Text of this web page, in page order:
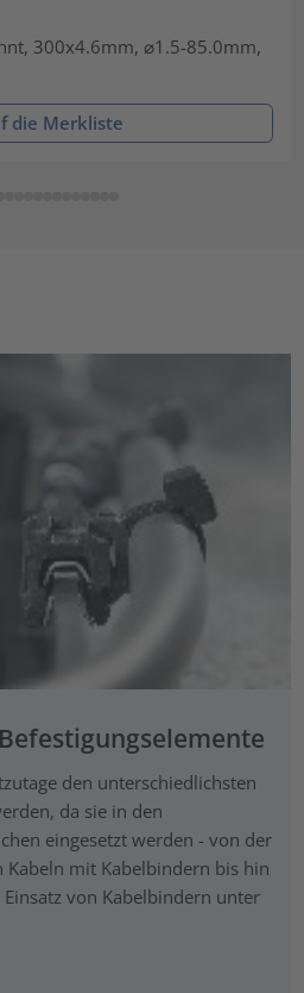
300x4.6mm, ⌀1.5-85.0mm,
die Merkliste
den unterschiedlichsten
da sie in den
eingesetzt werden - von der
Kabeln mit Kabelbindern bis hin
von Kabelbindern unter